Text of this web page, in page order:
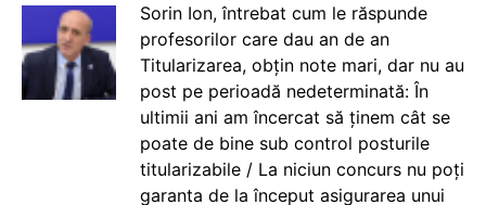
Sorin Ion, întrebat cum le răspunde
profesorilor care dau an de an
Titularizarea, obțin note mari, dar nu au
post pe perioadă nedeterminată: În
ultimii ani am încercat să ținem cât se
poate de bine sub control posturile
titularizabile / La niciun concurs nu poți
garanta de la început asigurarea unui